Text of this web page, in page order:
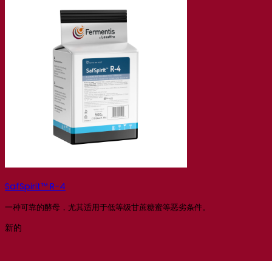
SafSpirit™ R-4
一种可靠的酵母，尤其适用于低等级甘蔗糖蜜等恶劣条件。
新的